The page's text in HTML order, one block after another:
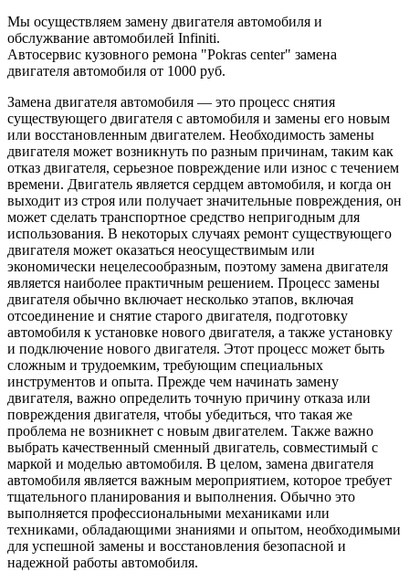
Мы осуществляем замену двигателя автомобиля и
обслужвание автомобилей Infiniti.
Автосервис кузовного ремона "Pokras center" замена
двигателя автомобиля от 1000 руб.
Замена двигателя автомобиля — это процесс снятия
существующего двигателя с автомобиля и замены его новым
или восстановленным двигателем. Необходимость замены
двигателя может возникнуть по разным причинам, таким как
отказ двигателя, серьезное повреждение или износ с течением
времени. Двигатель является сердцем автомобиля, и когда он
выходит из строя или получает значительные повреждения, он
может сделать транспортное средство непригодным для
использования. В некоторых случаях ремонт существующего
двигателя может оказаться неосуществимым или
экономически нецелесообразным, поэтому замена двигателя
является наиболее практичным решением. Процесс замены
двигателя обычно включает несколько этапов, включая
отсоединение и снятие старого двигателя, подготовку
автомобиля к установке нового двигателя, а также установку
и подключение нового двигателя. Этот процесс может быть
сложным и трудоемким, требующим специальных
инструментов и опыта. Прежде чем начинать замену
двигателя, важно определить точную причину отказа или
повреждения двигателя, чтобы убедиться, что такая же
проблема не возникнет с новым двигателем. Также важно
выбрать качественный сменный двигатель, совместимый с
маркой и моделью автомобиля. В целом, замена двигателя
автомобиля является важным мероприятием, которое требует
тщательного планирования и выполнения. Обычно это
выполняется профессиональными механиками или
техниками, обладающими знаниями и опытом, необходимыми
для успешной замены и восстановления безопасной и
надежной работы автомобиля.